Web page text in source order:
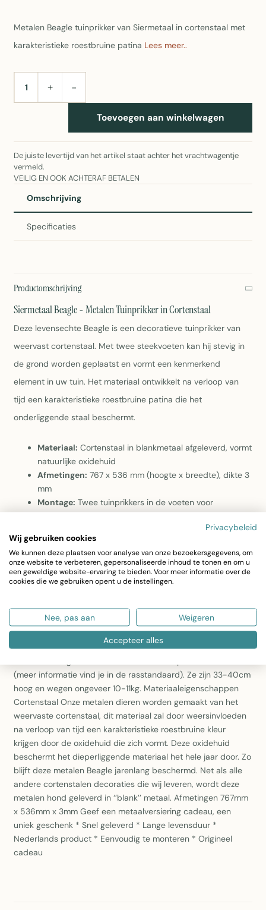
Metalen Beagle tuinprikker van Siermetaal in cortenstaal met
karakteristieke roestbruine patina Lees meer..
AANTAL+ −
Toevoegen aan winkelwagen
De juiste levertijd van het artikel staat achter het vrachtwagentje
vermeld.
VEILIG EN OOK ACHTERAF BETALEN
Omschrijving
Specificaties
Productomschrijving
Siermetaal Beagle - Metalen Tuinprikker in Cortenstaal
Deze levensechte Beagle is een decoratieve tuinprikker van
weervast cortenstaal. Met twee steekvoeten kan hij stevig in
de grond worden geplaatst en vormt een kenmerkend
element in uw tuin. Het materiaal ontwikkelt na verloop van
tijd een karakteristieke roestbruine patina die het
onderliggende staal beschermt.
Materiaal: Cortenstaal in blankmetaal afgeleverd, vormt
natuurlijke oxidehuid
Afmetingen: 767 x 536 mm (hoogte x breedte), dikte 3
mm
Montage: Twee tuinprikkers in de voeten voor
Nederlands product met lange
levensduur door weerbescherming van de oxidehuid
Ontdek onze prachtige metalen Beagle Deze Beagle
tuinprikker is een prachtige metalen decoratie voor in de tuin.
hierdoor kan deze stevig in de grond geprikt worden. Hij is
gemaakt van Cortenstaal. Beagle Deze potige en dappere
kleine honden hebben een vriendelijke uitstraling en zijn
compact en atletisch. Ze hebben een korte vacht die dicht en
(meer informatie vind je in de rasstandaard). Ze zijn 33-40cm
hoog en wegen ongeveer 10-11kg. Materiaaleigenschappen
Cortenstaal Onze metalen dieren worden gemaakt van het
weervaste cortenstaal, dit materiaal zal door weersinvloeden
na verloop van tijd een karakteristieke roestbruine kleur
krijgen door de oxidehuid die zich vormt. Deze oxidehuid
beschermt het dieperliggende materiaal het hele jaar door. Zo
blijft deze metalen Beagle jarenlang beschermd. Net als alle
andere cortenstalen decoraties die wij leveren, wordt deze
metalen hond geleverd in ‘’blank’’ metaal. Afmetingen 767mm
x 536mm x 3mm Geef een metaalversiering cadeau, een
uniek geschenk * Snel geleverd * Lange levensduur *
Nederlands product * Eenvoudig te monteren * Origineel
cadeau
Privacybeleid
Wij gebruiken cookies
We kunnen deze plaatsen voor analyse van onze bezoekersgegevens, om
onze website te verbeteren, gepersonaliseerde inhoud te tonen en om u
een geweldige website-ervaring te bieden. Voor meer informatie over de
cookies die we gebruiken opent u de instellingen.
Nee, pas aan Weigeren
Accepteer alles